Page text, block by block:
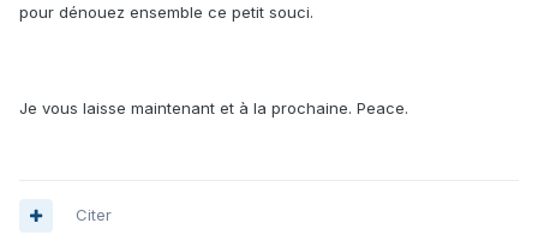
pour dénouez ensemble ce petit souci.
Je vous laisse maintenant et à la prochaine. Peace.
Citer